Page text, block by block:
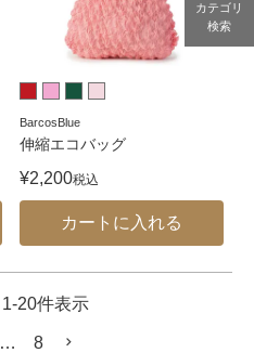
BarcosBlue
伸縮エコバッグ
¥2,200税込
カートに入れる
1-20件表示
… 8
カテゴリ
検索